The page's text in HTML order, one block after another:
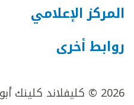
المركز الإعلامي
روابط أخرى
2026 © كليفلاند